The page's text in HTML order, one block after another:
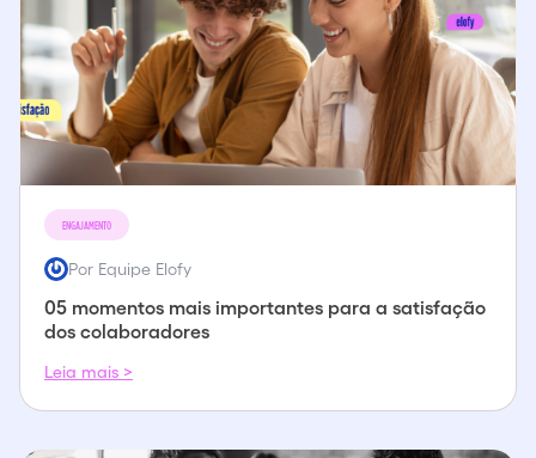
ENGAJAMENTO
Por Equipe Elofy
05 momentos mais importantes para a satisfação
dos colaboradores
Leia mais >